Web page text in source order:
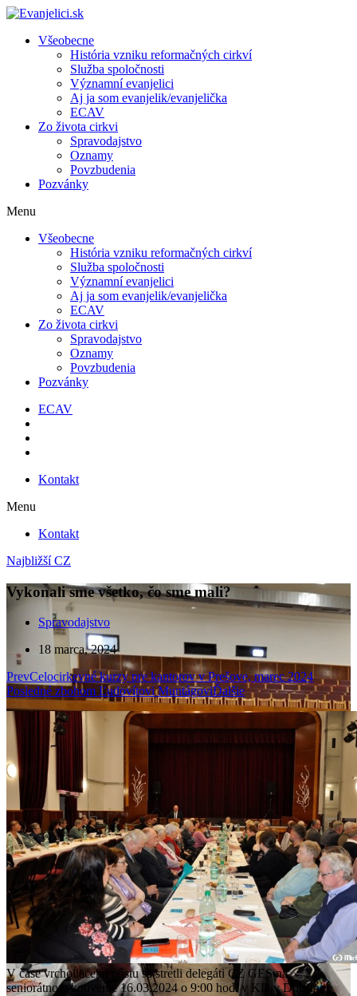
Všeobecne
História vzniku reformačných cirkví
Služba spoločnosti
Významní evanjelici
Aj ja som evanjelik/evanjelička
ECAV
Zo života cirkvi
Spravodajstvo
Oznamy
Povzbudenia
Pozvánky
Menu
Všeobecne
História vzniku reformačných cirkví
Služba spoločnosti
Významní evanjelici
Aj ja som evanjelik/evanjelička
ECAV
Zo života cirkvi
Spravodajstvo
Oznamy
Povzbudenia
Pozvánky
ECAV
Kontakt
Menu
Kontakt
Najbližší CZ
Vykonali sme všetko, čo sme mali?
Spravodajstvo
18 marca, 2024
PrevCelocirkevné kurzy pre kantorov v Prešove, marec 2024
Posledné zbohom Ľudovítovi MuntágoviĎalšie
V čase vrcholiaceho pôstu sa stretli delegáti CZ GES na
seniorátnom konvente 16.03.2024 o 9:00 hod. v KD v Dobšinej.